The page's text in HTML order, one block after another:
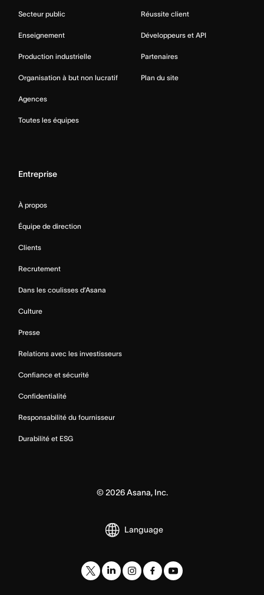
Secteur public
Enseignement
Production industrielle
Organisation à but non lucratif
Agences
Toutes les équipes
Réussite client
Développeurs et API
Partenaires
Plan du site
Entreprise
À propos
Équipe de direction
Clients
Recrutement
Dans les coulisses d’Asana
Culture
Presse
Relations avec les investisseurs
Confiance et sécurité
Confidentialité
Responsabilité du fournisseur
Durabilité et ESG
© 2026Asana, Inc.
Language